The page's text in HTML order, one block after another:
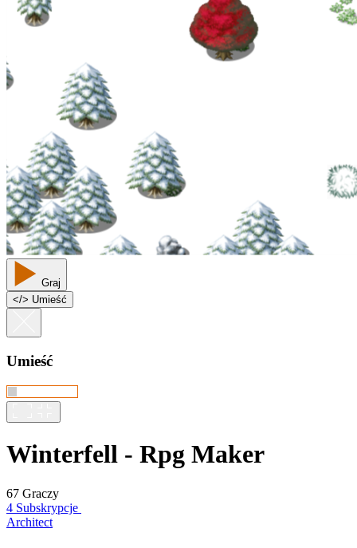
Graj
</> Umieść
Umieść
Winterfell - Rpg Maker
67 Graczy
4 Subskrypcje
Architect